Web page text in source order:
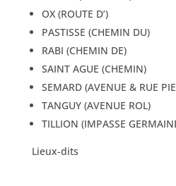
OX (ROUTE D’)
PASTISSE (CHEMIN DU)
RABI (CHEMIN DE)
SAINT AGUE (CHEMIN)
SEMARD (AVENUE & RUE
TANGUY (AVENUE ROL)
TILLION (IMPASSE
Lieux-dits